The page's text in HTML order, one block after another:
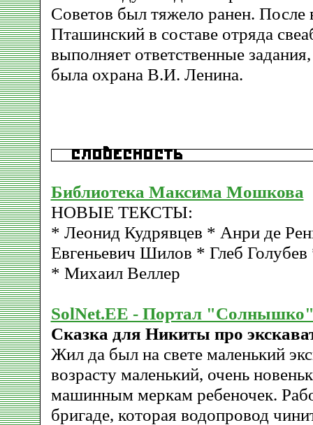
Советов был тяжело ранен. После
Пташинский в составе отряда
выполняет ответственные
была охрана В.И. Ленина.
Библиотека Максима Мошкова
НОВЫЕ ТЕКСТЫ:
* Леонид Кудрявцев * Анри де
Евгеньевич Шилов * Глеб Голубев
* Михаил Веллер
SolNet.EE - Портал
Сказка для Никиты про
Жил да был на свете маленький
возрасту маленький, очень
машинным меркам ребеночек.
бригаде, которая водопровод